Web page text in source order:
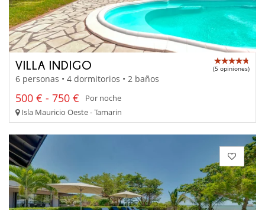
VILLA INDIGO (5 opiniones)
6 personas • 4 dormitorios • 2 baños
500 € - 750 €
Por noche
Isla Mauricio Oeste - Tamarin